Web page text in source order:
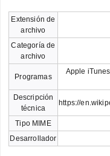
Extensión de
archivo
Categoría de
archivo
Programas
Apple
Descripción
técnica
https://
Tipo MIME
Desarrollador